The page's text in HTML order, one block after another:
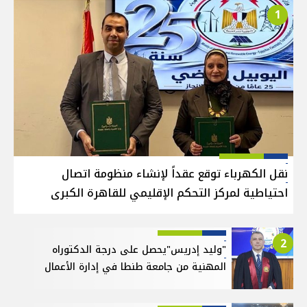
1
نقل الكهرباء توقع عقداً لإنشاء منظومة اتصال
احتياطية لمركز التحكم الإقليمي للقاهرة الكبرى
2
"وليد إدريس"يحصل على درجة الدكتوراه
المهنية من جامعة طنطا في إدارة الأعمال